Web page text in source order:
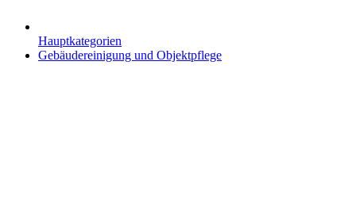
Hauptkategorien
Gebäudereinigung und Objektpflege